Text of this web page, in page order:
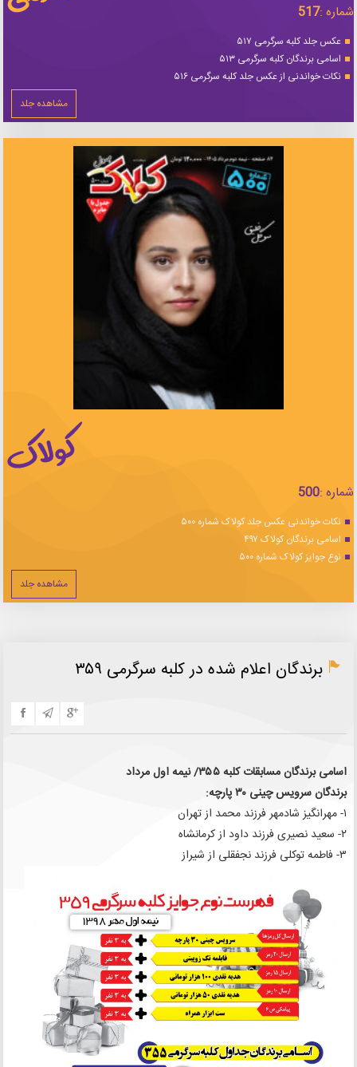
شماره :517
عکس جلد کلبه سرگرمی ۵۱۷
اسامی برندگان کلبه سرگرمی ۵۱۳
نکات خواندنی از عکس جلد کلبه سرگرمی ۵۱۶
مشاهده جلد
شماره :500
نکات خواندنی عکس جلد کولاک شماره ۵۰۰
اسامی برندگان کولاک ۴۹۷
نوع جوایز کولاک شماره ۵۰۰
مشاهده جلد
برندگان اعلام شده در کلبه سرگرمی ۳۵۹
اسامی برندگان مسابقات کلبه ۳۵۵/ نیمه اول مرداد
برندگان سرویس چینی ۳۰ پارچه:
۱- مهرانگیز شادمهر فرزند محمد از تهران
۲- سعید نصیری فرزند داود از کرمانشاه
۳- فاطمه توکلی فرزند نجفقلی از شیراز